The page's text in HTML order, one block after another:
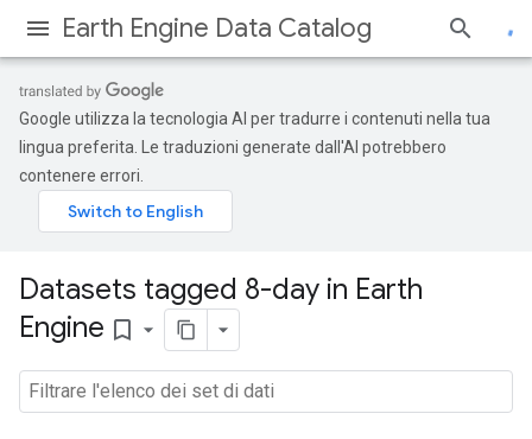
Earth Engine Data Catalog
Google utilizza la tecnologia AI per tradurre i contenuti nella tua
lingua preferita. Le traduzioni generate dall'AI potrebbero
contenere errori.
Datasets tagged 8-day in Earth
Engine bookmark_border